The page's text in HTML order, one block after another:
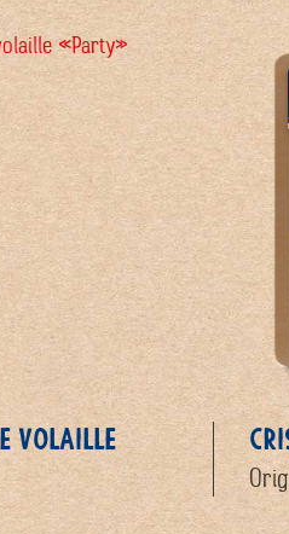
VOLAILLE